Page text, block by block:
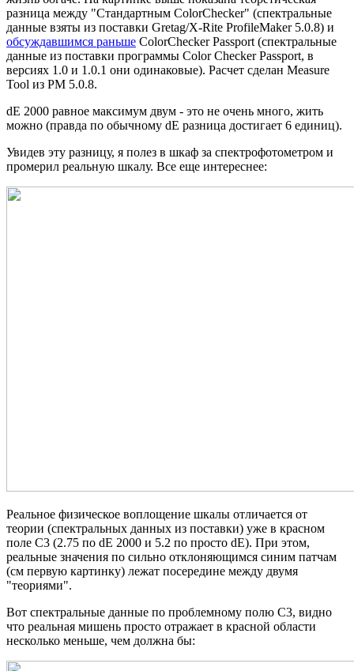
разница между "Стандартным ColorChecker" (спектральные
данные взяты из поставки Gretag/X-Rite ProfileMaker 5.0.8) и
обсуждавшимся раньше ColorChecker Passport (спектральные
данные из поставки программы Color Checker Passport, в
версиях 1.0 и 1.0.1 они одинаковые). Расчет сделан Measure
Tool из PM 5.0.8.
dE 2000 равное максимум двум - это не очень много, жить
можно (правда по обычному dE разница достигает 6 единиц).
Увидев эту разницу, я полез в шкаф за спектрофотометром и
промерил реальную шкалу. Все еще интереснее:
Реальное физическое воплощение шкалы отличается от
теории (спектральных данных из поставки) уже в красном
поле C3 (2.75 по dE 2000 и 5.2 по просто dE). При этом,
реальные значения по сильно отклоняющимся синим патчам
(см первую картинку) лежат посередине между двумя
"теориями".
Вот спектральные данные по проблемному полю C3, видно
что реальная мишень просто отражает в красной области
несколько меньше, чем должна бы: